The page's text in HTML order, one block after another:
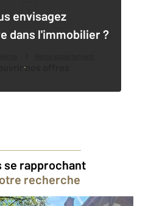
envisagez
dans l'immobilier ?
nos offres
1
se rapprochant
recherche